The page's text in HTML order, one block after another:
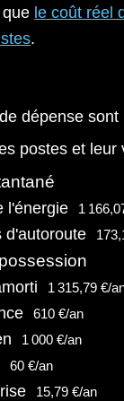
le coût réel
.
dépense
postes et
l'énergie 1
d'autoroute
1 315,79 €/
610 €/an
1 000 €/an
60 €/an
15,79 €/an